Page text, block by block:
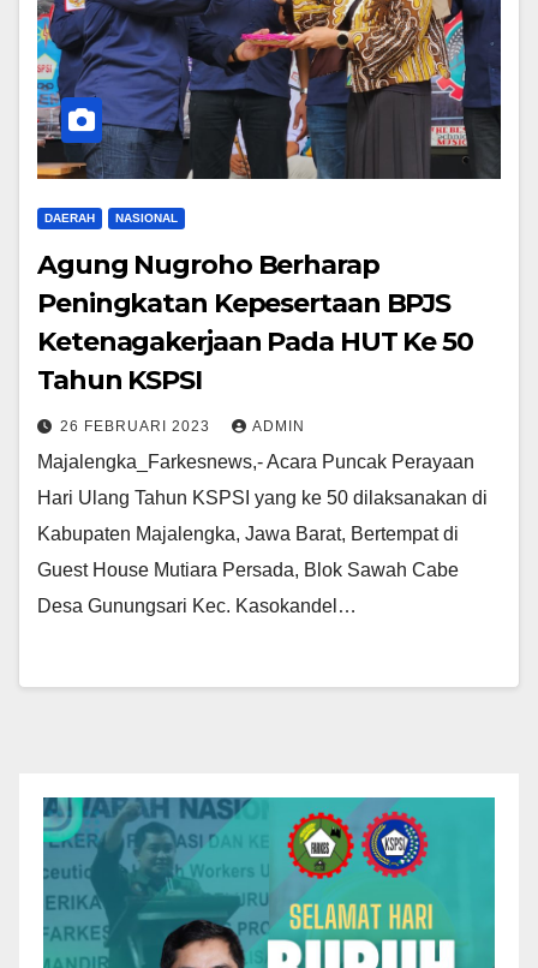
DAERAH NASIONAL
Agung Nugroho Berharap
Peningkatan Kepesertaan BPJS
Ketenagakerjaan Pada HUT Ke 50
Tahun KSPSI
26 FEBRUARI 2023 ADMIN
Majalengka_Farkesnews,- Acara Puncak Perayaan
Hari Ulang Tahun KSPSI yang ke 50 dilaksanakan di
Kabupaten Majalengka, Jawa Barat, Bertempat di
Guest House Mutiara Persada, Blok Sawah Cabe
Desa Gunungsari Kec. Kasokandel…